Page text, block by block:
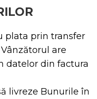
plata prin transfer
are
datelor din factura
livreze Bunurile în